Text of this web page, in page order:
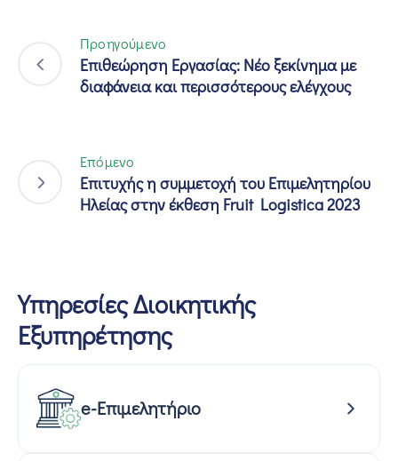
Προηγούμενο
Επιθεώρηση Εργασίας: Νέο ξεκίνημα με
διαφάνεια και περισσότερους ελέγχους
Επόμενο
Επιτυχής η συμμετοχή του Επιμελητηρίου
Ηλείας στην έκθεση Fruit Logistica 2023
Υπηρεσίες Διοικητικής
Εξυπηρέτησης
e-Επιμελητήριο